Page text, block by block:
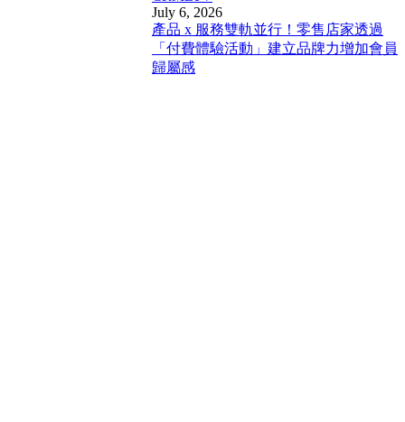
July 6, 2026
產品 x 服務雙軌並行！零售店家透過
「付費體驗活動」建立品牌力增加會員
歸屬感